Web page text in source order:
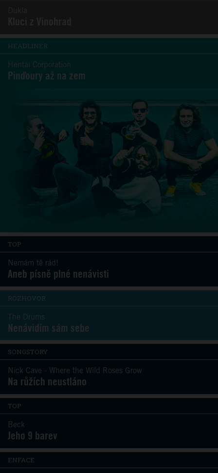
HEADLINER
Hentai Corporation
Pinďoury až na zem
TOP
Nemám tě rád!
Aneb písně plné nenávisti
ROZHOVOR
The Drums
Nenávidím sám sebe
SONGSTORY
Nick Cave - Where the Wild Roses Grow
Na růžích neustláno
TOP
Beck
Jeho 9 barev
ENFACE